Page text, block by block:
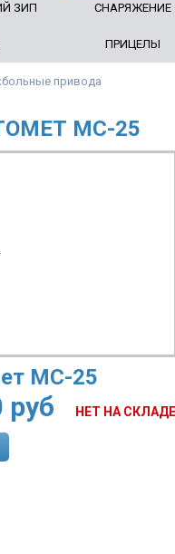
ЗИП СНАРЯЖЕНИЕ
ПРИЦЕЛЫ
привода
МС-25
МС-25
руб НЕТ НА СКЛАДЕ